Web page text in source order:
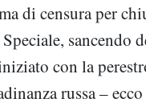
di censura per
sancendo
con la
russa –